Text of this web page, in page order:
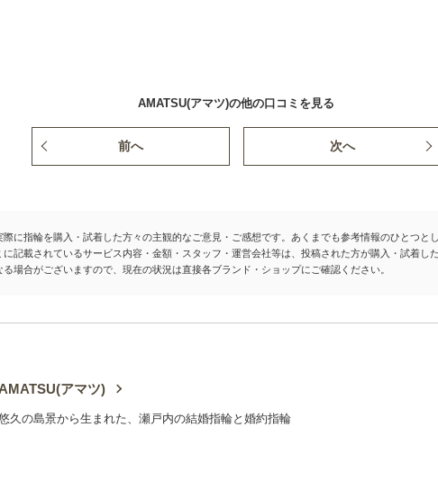
AMATSU(アマツ)の他の口コミを見る
前へ 次へ
際に指輪を購入・試着した方々の主観的なご意見・ご感想です。あくまでも参考情報のひとつと
に記載されているサービス内容・金額・スタッフ・運営会社等は、投稿された方が購入・試着し
る場合がございますので、現在の状況は直接各ブランド・ショップにご確認ください。
AMATSU(アマツ)
久の島景から生まれた、瀬戸内の結婚指輪と婚約指輪